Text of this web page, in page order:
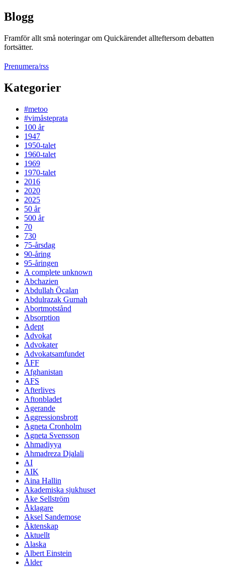
Blogg
Framför allt små noteringar om Quickärendet allteftersom debatten
fortsätter.
Prenumera/rss
Kategorier
#metoo
#vimåsteprata
100 år
1947
1950-talet
1960-talet
1969
1970-talet
2016
2020
2025
50 år
500 år
70
730
75-årsdag
90-åring
95-åringen
A complete unknown
Abchazien
Abdullah Öcalan
Abdulrazak Gurnah
Abortmotstånd
Absorption
Adept
Advokat
Advokater
Advokatsamfundet
ÅFF
Afghanistan
AFS
Afterlives
Aftonbladet
Agerande
Aggressionsbrott
Agneta Cronholm
Agneta Svensson
Ahmadiyya
Ahmadreza Djalali
AI
AIK
Aina Hallin
Akademiska sjukhuset
Åke Sellström
Åklagare
Aksel Sandemose
Äktenskap
Aktuellt
Alaska
Albert Einstein
Ålder